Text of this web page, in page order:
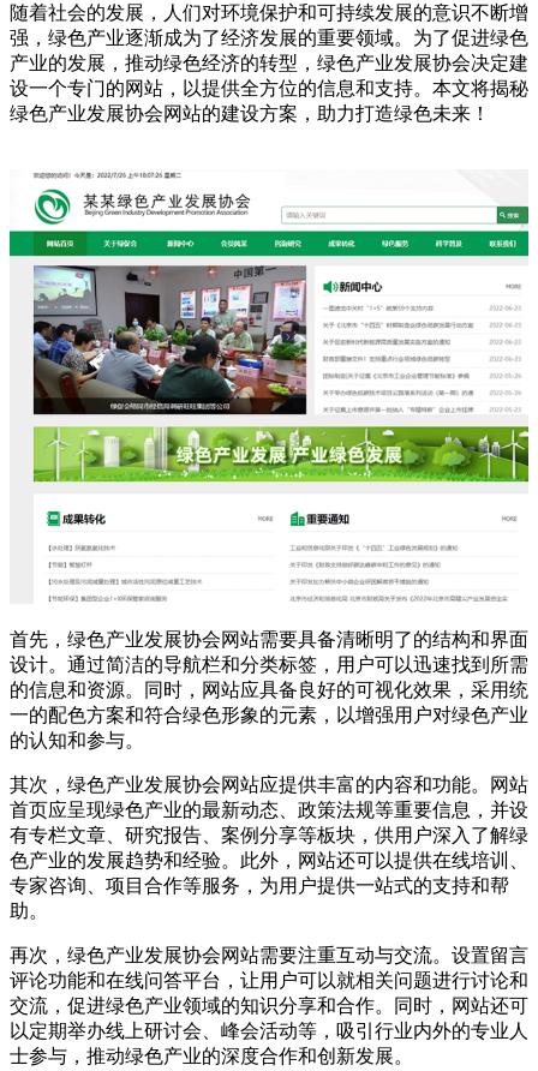
随着社会的发展，人们对环境保护和可持续发展的意识不断增
强，绿色产业逐渐成为了经济发展的重要领域。为了促进绿色
产业的发展，推动绿色经济的转型，绿色产业发展协会决定建
设一个专门的网站，以提供全方位的信息和支持。本文将揭秘
绿色产业发展协会网站的建设方案，助力打造绿色未来！
首先，绿色产业发展协会网站需要具备清晰明了的结构和界面
设计。通过简洁的导航栏和分类标签，用户可以迅速找到所需
的信息和资源。同时，网站应具备良好的可视化效果，采用统
一的配色方案和符合绿色形象的元素，以增强用户对绿色产业
的认知和参与。
其次，绿色产业发展协会网站应提供丰富的内容和功能。网站
首页应呈现绿色产业的最新动态、政策法规等重要信息，并设
有专栏文章、研究报告、案例分享等板块，供用户深入了解绿
色产业的发展趋势和经验。此外，网站还可以提供在线培训、
专家咨询、项目合作等服务，为用户提供一站式的支持和帮
助。
再次，绿色产业发展协会网站需要注重互动与交流。设置留言
评论功能和在线问答平台，让用户可以就相关问题进行讨论和
交流，促进绿色产业领域的知识分享和合作。同时，网站还可
以定期举办线上研讨会、峰会活动等，吸引行业内外的专业人
士参与，推动绿色产业的深度合作和创新发展。